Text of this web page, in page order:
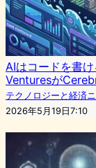
AIはコードを書
Venturesが
テクノロジーと経済
2026年5月19日7:10